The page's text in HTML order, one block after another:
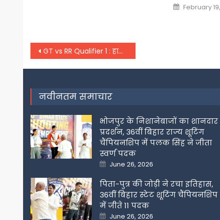
Posted
on
February
Post
navigation
GT vs RR Qualifier 1 : हार्दिक पांड्या और संजू सैमसन में लगेगी पहले फाइनल में पहुंचने की होड़
नवीनतम समाचार
भोजपुर के निशानेबाजों का शानदार
प्रदर्शन, 36वीं बिहार राज्य शूटिंग
चैंपियनशिप में पलक सिंह ने जीता
स्वर्ण पदक
Posted
on
June 26, 2026
पिता-पुत्र की जोड़ी ने रचा इतिहास,
36वीं बिहार स्टेट शूटिंग चैंपियनशिप
में जीते 11 पदक
Posted
June 26, 2026